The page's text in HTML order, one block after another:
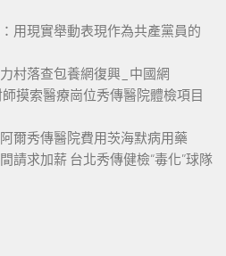
用現實舉動表現作為共產黨員的
村落查包養網復興_中國網
摸索醫療崗位秀傳醫院體檢項目
爾秀傳醫院費用茨海默病用藥
請求加薪 台北秀傳健檢“毒化”球隊